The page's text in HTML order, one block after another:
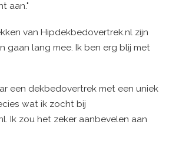
aan."
van Hipdekbedovertrek.nl zijn
gaan lang mee. Ik ben erg blij met
een dekbedovertrek met een uniek
wat ik zocht bij
Ik zou het zeker aanbevelen aan